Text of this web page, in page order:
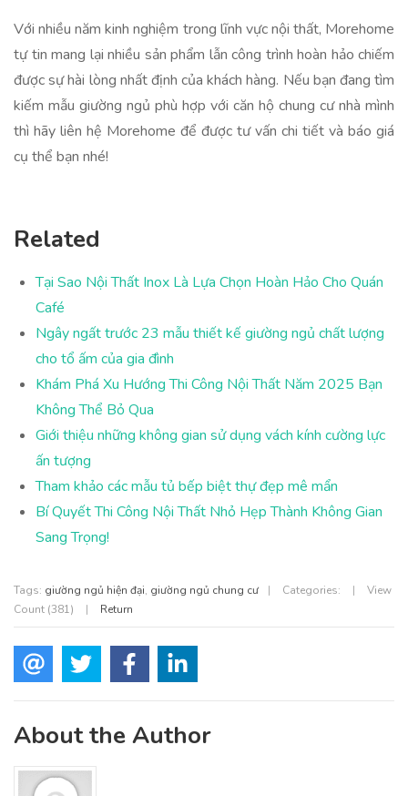
Với nhiều năm kinh nghiệm trong lĩnh vực nội thất, Morehome
tự tin mang lại nhiều sản phẩm lẫn công trình hoàn hảo chiếm
được sự hài lòng nhất định của khách hàng. Nếu bạn đang tìm
kiếm mẫu giường ngủ phù hợp với căn hộ chung cư nhà mình
thì hãy liên hệ Morehome để được tư vấn chi tiết và báo giá
cụ thể bạn nhé!
Related
Tại Sao Nội Thất Inox Là Lựa Chọn Hoàn Hảo Cho Quán
Café
Ngây ngất trước 23 mẫu thiết kế giường ngủ chất lượng
cho tổ ấm của gia đình
Khám Phá Xu Hướng Thi Công Nội Thất Năm 2025 Bạn
Không Thể Bỏ Qua
Giới thiệu những không gian sử dụng vách kính cường lực
ấn tượng
Tham khảo các mẫu tủ bếp biệt thự đẹp mê mẩn
Bí Quyết Thi Công Nội Thất Nhỏ Hẹp Thành Không Gian
Sang Trọng!
Tags: giường ngủ hiện đại, giường ngủ chung cư | Categories: |
View
Count (381)
| Return
About the Author